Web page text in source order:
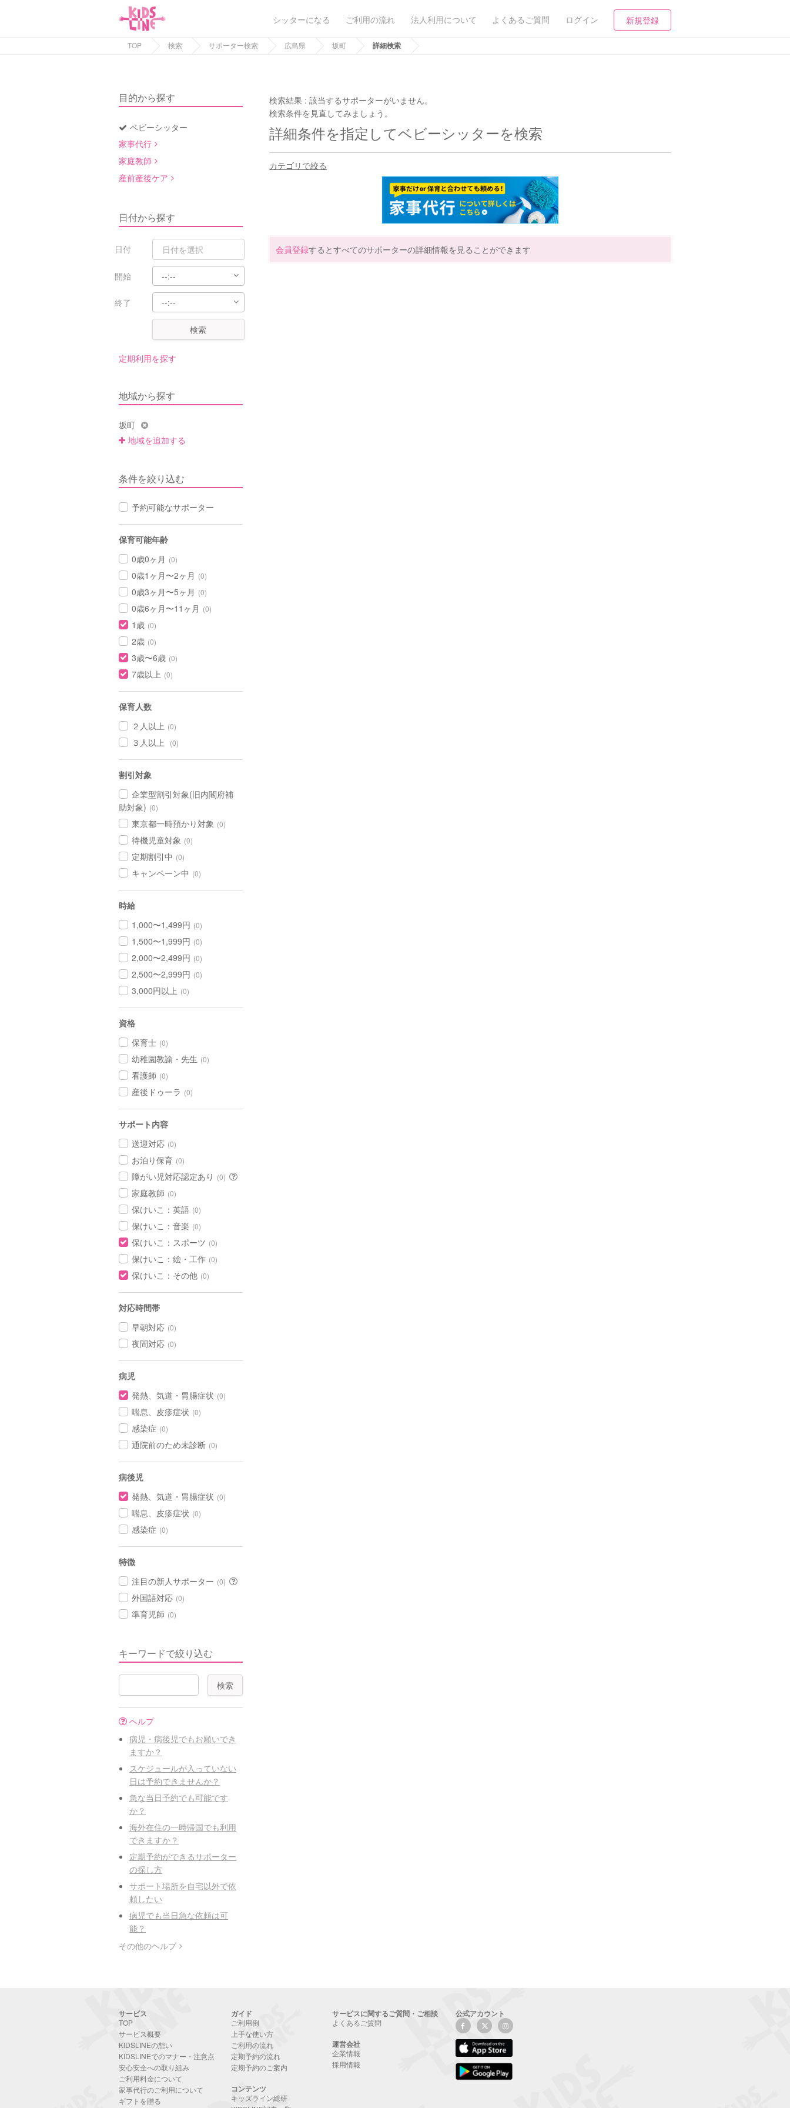
シッターになる ご利用の流れ 法人利用について よくあるご質問 ログイン 新規登録
TOP 検索 サポーター検索 広島県 坂町 詳細検索
目的から探す
ベビーシッター
家事代行
家庭教師
産前産後ケア
日付から探す
日付
開始
終了
検索
定期利用を探す
地域から探す
坂町
地域を追加する
条件を絞り込む
予約可能なサポーター
保育可能年齢
0歳0ヶ月 (0)
0歳1ヶ月〜2ヶ月 (0)
0歳3ヶ月〜5ヶ月 (0)
0歳6ヶ月〜11ヶ月 (0)
1歳 (0)
2歳 (0)
3歳〜6歳 (0)
7歳以上 (0)
保育人数
２人以上 (0)
３人以上 (0)
割引対象
企業型割引対象(旧内閣府補
助対象) (0)
東京都一時預かり対象 (0)
待機児童対象 (0)
定期割引中 (0)
キャンペーン中 (0)
時給
1,000〜1,499円 (0)
1,500〜1,999円 (0)
2,000〜2,499円 (0)
2,500〜2,999円 (0)
3,000円以上 (0)
資格
保育士 (0)
幼稚園教諭・先生 (0)
看護師 (0)
産後ドゥーラ (0)
サポート内容
送迎対応 (0)
お泊り保育 (0)
障がい児対応認定あり (0)
家庭教師 (0)
保けいこ：英語 (0)
保けいこ：音楽 (0)
保けいこ：スポーツ (0)
保けいこ：絵・工作 (0)
保けいこ：その他 (0)
対応時間帯
早朝対応 (0)
夜間対応 (0)
病児
発熱、気道・胃腸症状 (0)
喘息、皮疹症状 (0)
感染症 (0)
通院前のため未診断 (0)
病後児
発熱、気道・胃腸症状 (0)
喘息、皮疹症状 (0)
感染症 (0)
特徴
注目の新人サポーター (0)
外国語対応 (0)
準育児師 (0)
キーワードで絞り込む
ヘルプ
病児・病後児でもお願いでき
ますか？
スケジュールが入っていない
日は予約できませんか？
急な当日予約でも可能です
か？
海外在住の一時帰国でも利用
できますか？
定期予約ができるサポーター
の探し方
サポート場所を自宅以外で依
頼したい
病児でも当日急な依頼は可
能？
その他のヘルプ
検索結果 :該当するサポーターがいません。
検索条件を見直してみましょう。
詳細条件を指定してベビーシッターを検索
カテゴリで絞る
会員登録するとすべてのサポーターの詳細情報を見ることができます
サービス
TOP
サービス概要
KIDSLINEの想い
KIDSLINEでのマナー・注意点
安心安全への取り組み
ご利用料金について
家事代行のご利用について
ギフトを贈る
ガイド
ご利用例
上手な使い方
ご利用の流れ
定期予約の流れ
定期予約のご案内
コンテンツ
キッズライン総研
サービスに関するご質問・ご相談
よくあるご質問
運営会社
企業情報
採用情報
公式アカウント